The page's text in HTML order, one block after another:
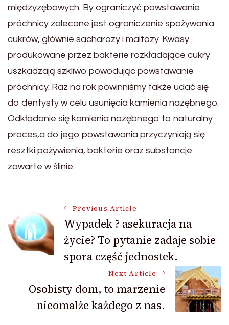
międzyzębowych. By ograniczyć powstawanie
próchnicy zalecane jest ograniczenie spożywania
cukrów, głównie sacharozy i maltozy. Kwasy
produkowane przez bakterie rozkładające cukry
uszkadzają szkliwo powodując powstawanie
próchnicy. Raz na rok powinniśmy także udać się
do dentysty w celu usunięcia kamienia nazębnego.
Odkładanie się kamienia nazębnego to naturalny
proces,a do jego powstawania przyczyniają się
resztki pożywienia, bakterie oraz substancje
zawarte w ślinie.
Post
Navigation
Previous Article
Wypadek ? asekuracja na
życie? To pytanie zadaje sobie
spora część jednostek.
Next Article
Osobisty dom, to marzenie
nieomalże każdego z nas.